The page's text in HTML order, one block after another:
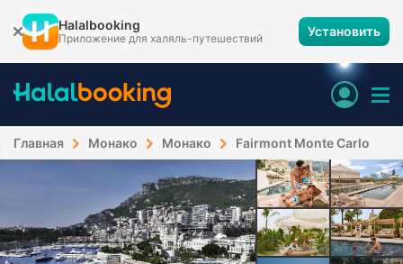
Halalbooking
Приложение для халяль-путешествий Установить
Главная Монако Монако Fairmont Monte Carlo